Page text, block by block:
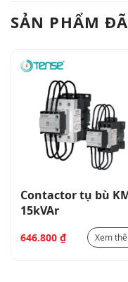
SẢN PHẨM
Contactor tụ bù
15kVAr
646.800 ₫ Xem